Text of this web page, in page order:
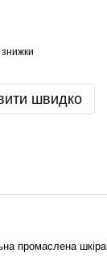
швидко
промаслена шкіра